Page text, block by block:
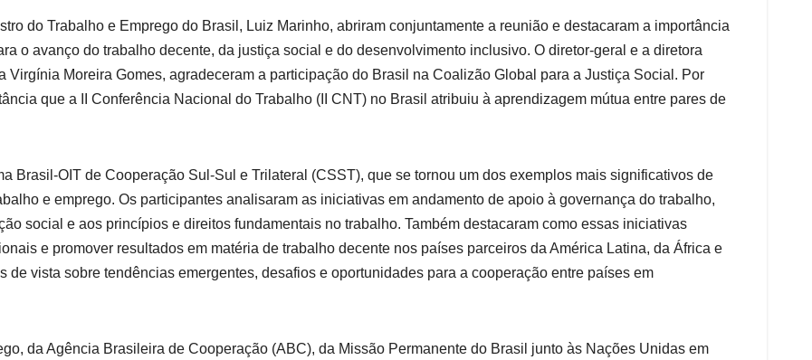
do Trabalho e Emprego do Brasil, Luiz Marinho, abriram conjuntamente a reunião e destacaram a importância
o avanço do trabalho decente, da justiça social e do desenvolvimento inclusivo. O diretor-geral e a diretora
Virgínia Moreira Gomes, agradeceram a participação do Brasil na Coalizão Global para a Justiça Social. Por
que a II Conferência Nacional do Trabalho (II CNT) no Brasil atribuiu à aprendizagem mútua entre pares de
Brasil-OIT de Cooperação Sul-Sul e Trilateral (CSST), que se tornou um dos exemplos mais significativos de
e emprego. Os participantes analisaram as iniciativas em andamento de apoio à governança do trabalho,
social e aos princípios e direitos fundamentais no trabalho. Também destacaram como essas iniciativas
e promover resultados em matéria de trabalho decente nos países parceiros da América Latina, da África e
de vista sobre tendências emergentes, desafios e oportunidades para a cooperação entre países em
da Agência Brasileira de Cooperação (ABC), da Missão Permanente do Brasil junto às Nações Unidas em